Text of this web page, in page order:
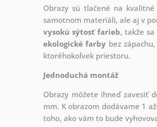
Obrazy sú tlačené na
samotnom materiáli, ale aj v
vysokú sýtosť farieb, takže
ekologické farby bez
ktoréhokoľvek priestoru.
Jednoduchá montáž
Obrazy môžete ihneď zavesiť
mm. K obrazom dodávame 1
toho, ako vám to bude